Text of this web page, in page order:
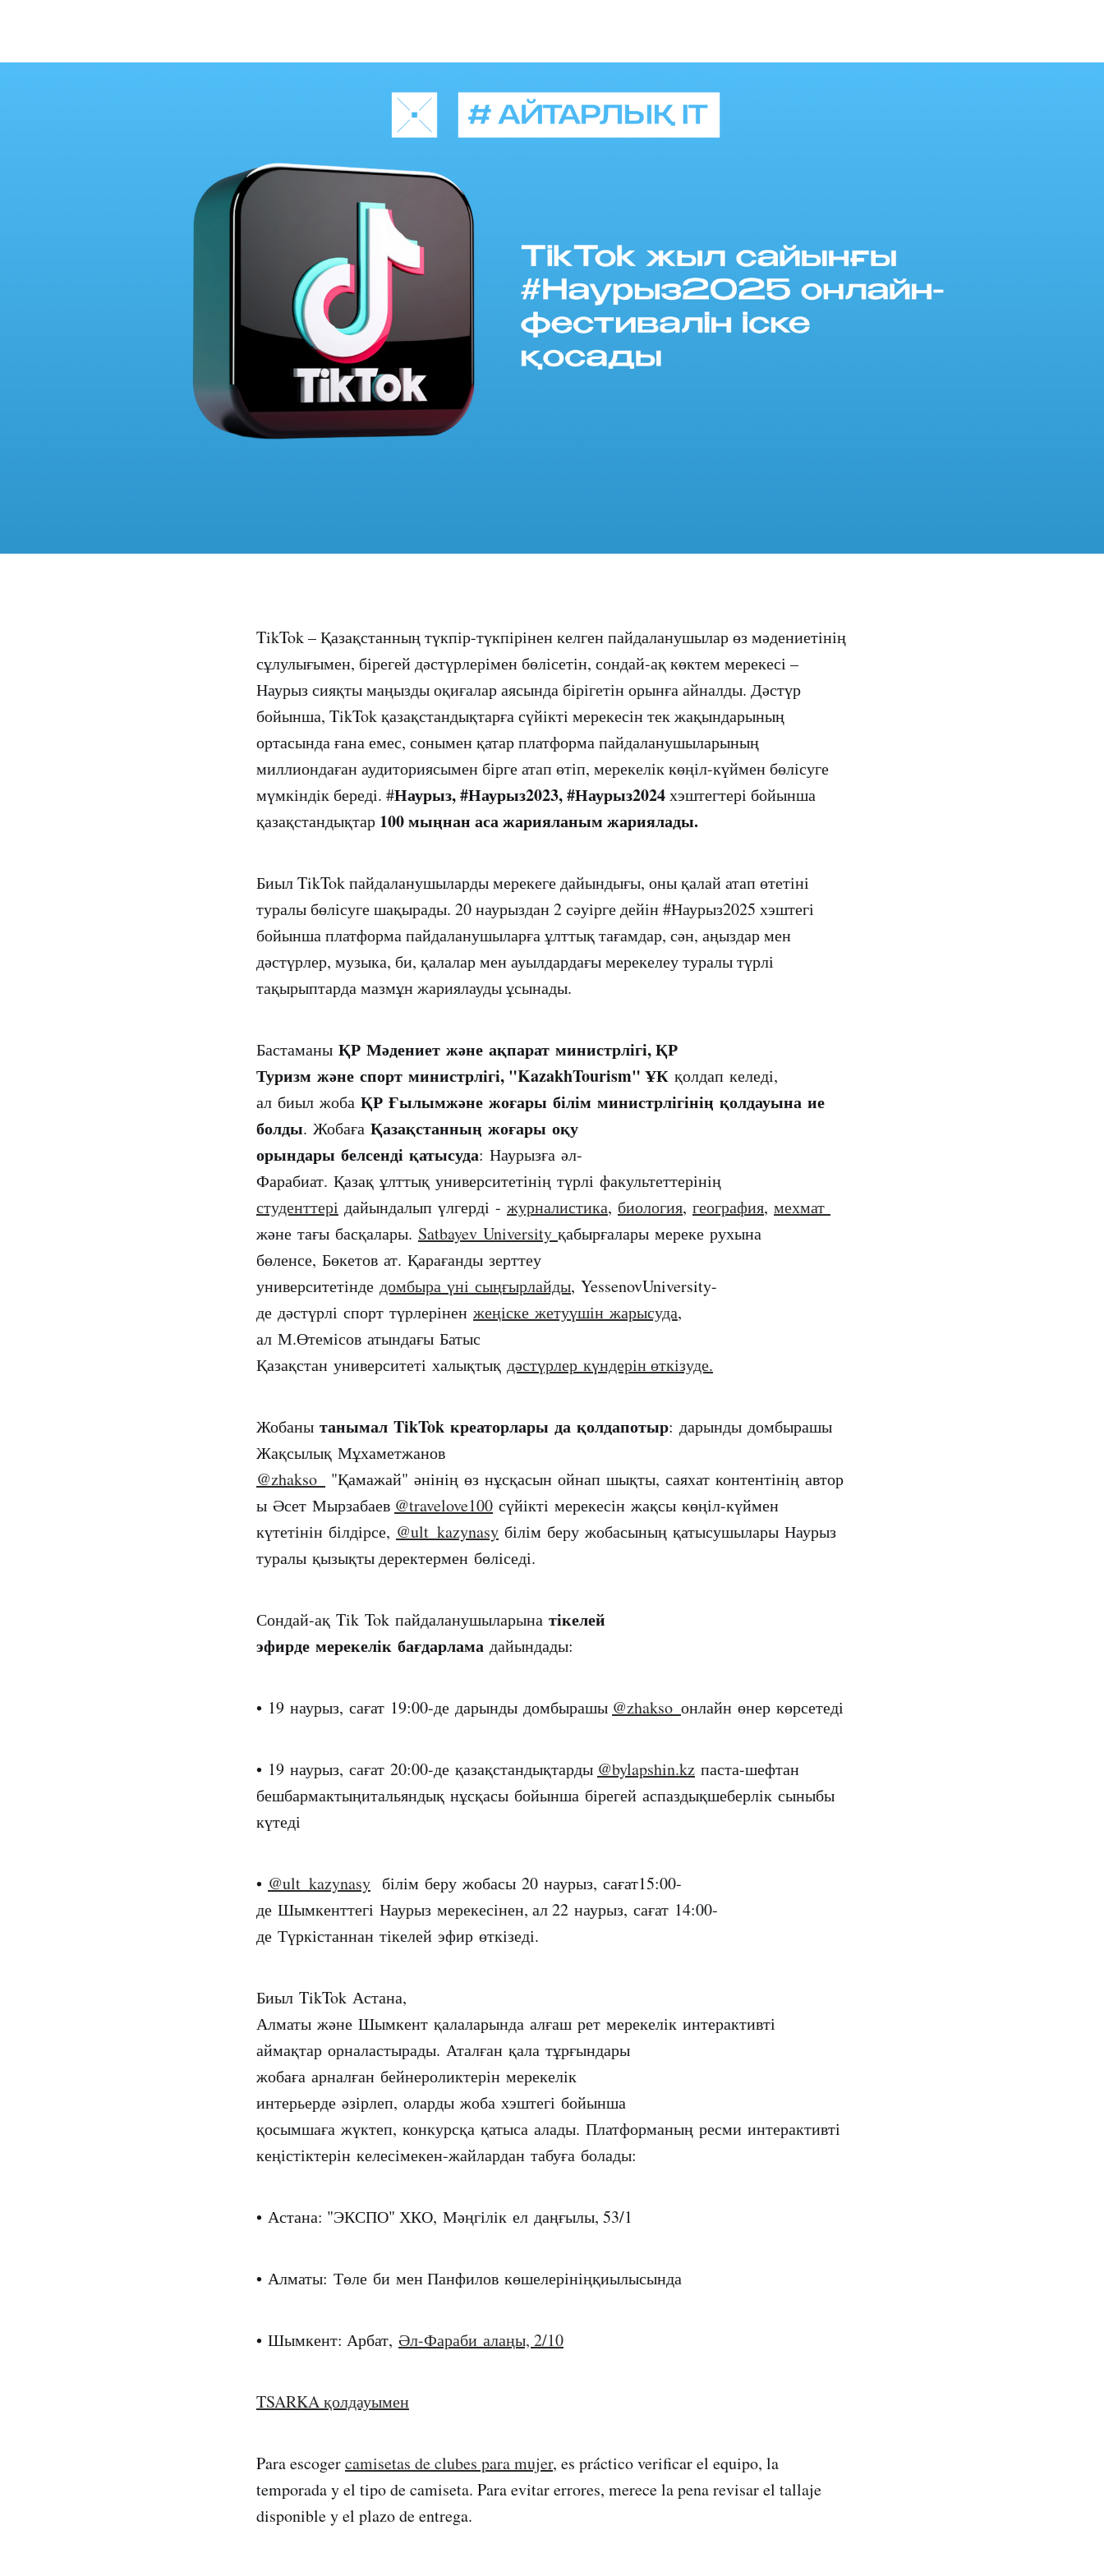
TikTok – Қазақстанның түкпір-түкпірінен келген пайдаланушылар өз мәдениетінің
сұлулығымен, бірегей дәстүрлерімен бөлісетін, сондай-ақ көктем мерекесі –
Наурыз сияқты маңызды оқиғалар аясында бірігетін орынға айналды. Дәстүр
бойынша, TikTok қазақстандықтарға сүйікті мерекесін тек жақындарының
ортасында ғана емес, сонымен қатар платформа пайдаланушыларының
миллиондаған аудиториясымен бірге атап өтіп, мерекелік көңіл-күймен бөлісуге
мүмкіндік береді. #Наурыз, #Наурыз2023, #Наурыз2024хэштегтері бойынша
қазақстандықтар 100 мыңнан аса жарияланым жариялады.
Биыл TikTok пайдаланушыларды мерекеге дайындығы, оны қалай атап өтетіні
туралы бөлісуге шақырады. 20 наурыздан 2 сәуірге дейін #Наурыз2025 хэштегі
бойынша платформа пайдаланушыларға ұлттық тағамдар, сән, аңыздар мен
дәстүрлер, музыка, би, қалалар мен ауылдардағы мерекелеу туралы түрлі
тақырыптарда мазмұн жариялауды ұсынады.
Бастаманы ҚР Мәдениет және ақпарат министрлігі, ҚР
Туризм және спорт министрлігі, "KazakhTourism" ҰК қолдап келеді,
ал биыл жоба ҚР Ғылымжәне жоғары білім министрлігінің қолдауына ие
болды. Жобаға Қазақстанның жоғары оқу
орындары белсенді қатысуда: Наурызға әл-
Фарабиат. Қазақ ұлттық университетінің түрлі факультеттерінің
студенттері дайындалып үлгерді - журналистика, биология, география, мехмат
және тағы басқалары. Satbayev University қабырғалары мереке рухына
бөленсе, Бөкетов ат. Қарағанды зерттеу
университетінде домбыра үні сыңғырлайды, YessenovUniversity-
де дәстүрлі спорт түрлерінен жеңіске жетуүшін жарысуда,
ал М.Өтемісов атындағы Батыс
Қазақстан университеті халықтық дәстүрлер күндерін өткізуде.
Жобаны танымал TikTok креаторлары да қолдапотыр: дарынды домбырашы
Жақсылық Мұхаметжанов
@zhakso_
"Қамажай" әнінің өз нұсқасын ойнап шықты, саяхат контентінің автор
ы Әсет Мырзабаев @travelove100 сүйікті мерекесін жақсы көңіл-күймен
күтетінін білдірсе, @ult_kazynasy білім беру жобасының қатысушылары Наурыз
туралы қызықты деректермен бөліседі.
Сондай-ақ Tik Tok пайдаланушыларына тікелей
эфирде мерекелік бағдарлама дайындады:
• 19 наурыз, сағат 19:00-де дарынды домбырашы @zhakso_ онлайн өнер көрсетеді
• 19 наурыз, сағат 20:00-де қазақстандықтарды @bylapshin.kz паста-шефтан
бешбармактыңитальяндық нұсқасы бойынша бірегей аспаздықшеберлік сыныбы
күтеді
• @ult_kazynasy білім беру жобасы 20 наурыз, сағат15:00-
де Шымкенттегі Наурыз мерекесінен, ал 22 наурыз, сағат 14:00-
де Түркістаннан тікелей эфир өткізеді.
Биыл TikTok Астана,
Алматы және Шымкент қалаларында алғаш рет мерекелік интерактивті
аймақтар орналастырады. Аталған қала тұрғындары
жобаға арналған бейнероликтерін мерекелік
интерьерде әзірлеп, оларды жоба хэштегі бойынша
қосымшаға жүктеп, конкурсқа қатыса алады. Платформаның ресми интерактивті
кеңістіктерін келесімекен-жайлардан табуға болады:
• Астана: "ЭКСПО" ХКО, Мәңгілік ел даңғылы, 53/1
• Алматы: Төле би мен Панфилов көшелерініңқиылысында
• Шымкент: Арбат, Әл-Фараби алаңы, 2/10
TSARKA қолдауымен
Para escogercamisetas de clubes para mujer, es práctico verificar el equipo, la
temporada y el tipo de camiseta. Para evitar errores, merece la pena revisar el tallaje
disponible y el plazo de entrega.